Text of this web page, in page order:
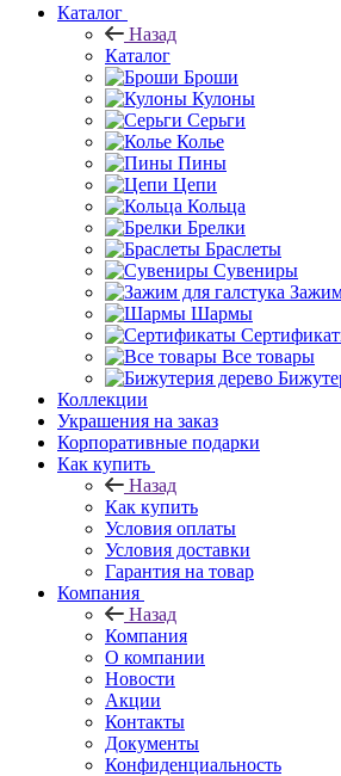
Каталог
Назад
Каталог
Броши
Кулоны
Серьги
Колье
Пины
Цепи
Кольца
Брелки
Браслеты
Сувениры
Зажим
Шармы
Все товары
Коллекции
Украшения на заказ
Корпоративные подарки
Как купить
Назад
Как купить
Условия оплаты
Условия доставки
Гарантия на товар
Компания
Назад
Компания
О компании
Новости
Акции
Контакты
Документы
Конфиденциальность